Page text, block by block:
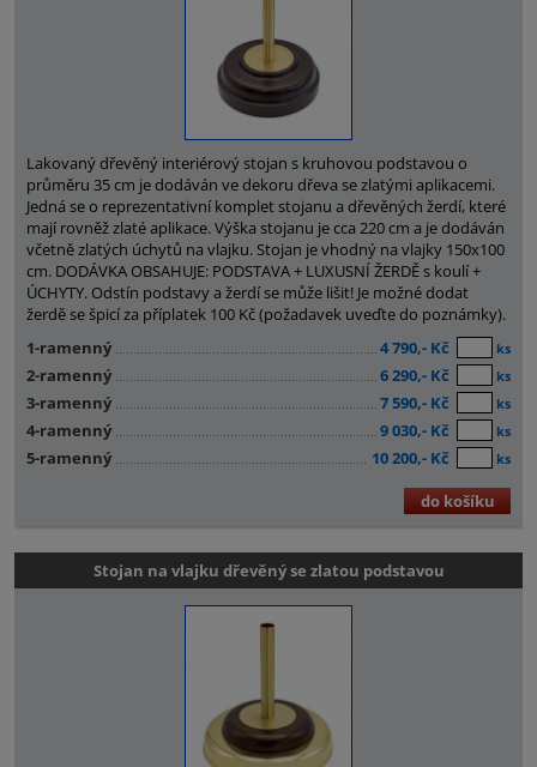
Lakovaný dřevěný interiérový stojan s kruhovou podstavou o
průměru 35 cm je dodáván ve dekoru dřeva se zlatými aplikacemi.
Jedná se o reprezentativní komplet stojanu a dřevěných žerdí, které
mají rovněž zlaté aplikace. Výška stojanu je cca 220 cm a je dodáván
včetně zlatých úchytů na vlajku. Stojan je vhodný na vlajky 150x100
cm. DODÁVKA OBSAHUJE: PODSTAVA + LUXUSNÍ ŽERDĚ s koulí +
ÚCHYTY. Odstín podstavy a žerdí se může lišit! Je možné dodat
žerdě se špicí za příplatek 100 Kč (požadavek uveďte do poznámky).
1-ramenný
4 790,- Kč ks
2-ramenný 6 290,- Kč ks
3-ramenný 7 590,- Kč ks
4-ramenný 9 030,- Kč ks
5-ramenný 10 200,- Kč ks
do košíku
Stojan na vlajku dřevěný se zlatou podstavou